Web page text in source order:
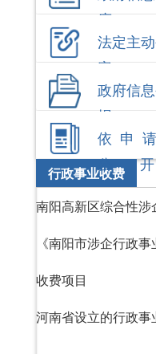
度
法定主
容
政府信
报
依 申 请
公 开
行政事业收费
南阳高新区综合性
《南阳市涉企行政
收费项目
河南省设立的行政